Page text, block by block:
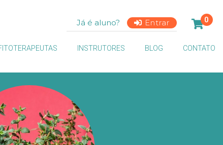
Já é aluno? Entrar 0
INSTRUTORES BLOG CONTATO